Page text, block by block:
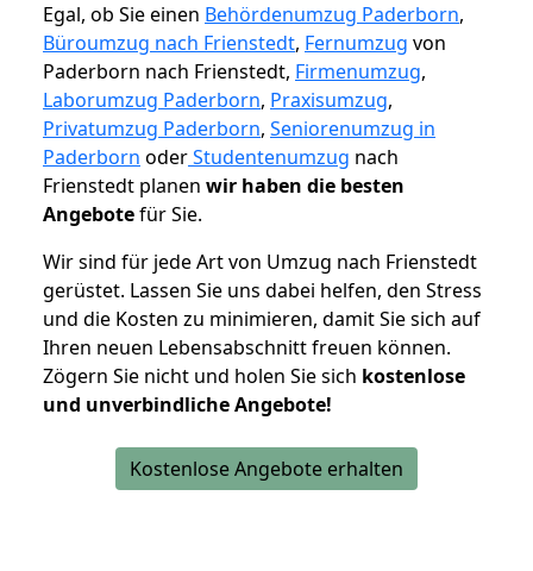
Egal, ob Sie einen Behördenumzug Paderborn,
Büroumzug nach Frienstedt, Fernumzug von
Paderborn nach Frienstedt, Firmenumzug,
Laborumzug Paderborn, Praxisumzug,
Privatumzug Paderborn, Seniorenumzug in
Paderborn oderStudentenumzug nach
Frienstedt planen wir haben die besten
Angebotefür Sie.
Wir sind für jede Art von Umzug nach Frienstedt
gerüstet. Lassen Sie uns dabei helfen, den Stress
und die Kosten zu minimieren, damit Sie sich auf
Ihren neuen Lebensabschnitt freuen können.
Zögern Sie nicht und holen Sie sich kostenlose
und unverbindliche Angebote!
Kostenlose Angebote erhalten